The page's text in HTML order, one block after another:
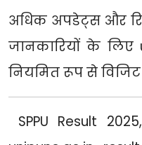
अधिक अपडेट्स और
जानकारियों के लिए
नियमित रूप से
SPPU Result